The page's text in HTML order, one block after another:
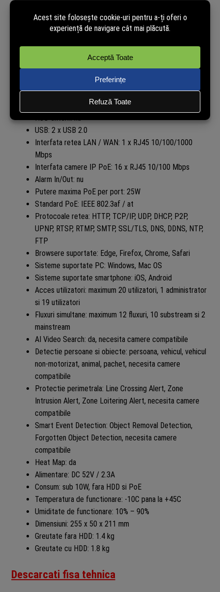
Redare sincrona: 1 – 4 canale
Redare la 8MP sau rezolutie mai mare: suporta 1 canal
playback
Interfata SATA: 2 x SATA
HDD inclus: nu, pentru varianta NHD
Capacitate maxima HDD: pana la 16TB pentru fiecare
HDD
Capacitate totala stocare: pana la 32TB
HDD extern: nu
USB: 2 x USB 2.0
Interfata retea LAN / WAN: 1 x RJ45 10/100/1000
Mbps
Interfata camere IP PoE: 16 x RJ45 10/100 Mbps
Alarm In/Out: nu
Putere maxima PoE per port: 25W
Standard PoE: IEEE 802.3af / at
Protocoale retea: HTTP, TCP/IP, UDP, DHCP, P2P,
UPNP, RTSP, RTMP, SMTP, SSL/TLS, DNS, DDNS, NTP,
FTP
Browsere suportate: Edge, Firefox, Chrome, Safari
Sisteme suportate PC: Windows, Mac OS
Sisteme suportate smartphone: iOS, Android
Acces utilizatori: maximum 20 utilizatori, 1 administrator
si 19 utilizatori
Fluxuri simultane: maximum 12 fluxuri, 10 substream si 2
mainstream
AI Video Search: da, necesita camere compatibile
Detectie persoane si obiecte: persoana, vehicul, vehicul
non-motorizat, animal, pachet, necesita camere
compatibile
Protectie perimetrala: Line Crossing Alert, Zone
Intrusion Alert, Zone Loitering Alert, necesita camere
compatibile
Smart Event Detection: Object Removal Detection,
Forgotten Object Detection, necesita camere
compatibile
Heat Map: da
Alimentare: DC 52V / 2.3A
Consum: sub 10W, fara HDD si PoE
Temperatura de functionare: -10C pana la +45C
Umiditate de functionare: 10% – 90%
Dimensiuni: 255 x 50 x 211 mm
Greutate fara HDD: 1.4 kg
Greutate cu HDD: 1.8 kg
Descarcati fisa tehnica